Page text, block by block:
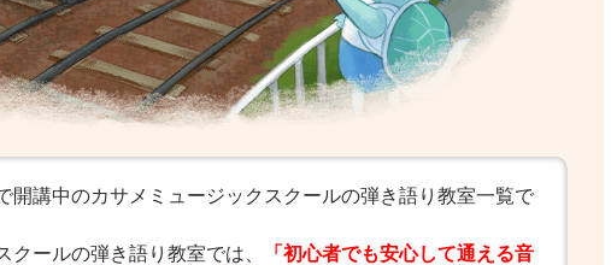
開講中のカサメミュージックスクールの弾き語り教室一覧で
ールの弾き語り教室では、
「初心者でも安心して通える音